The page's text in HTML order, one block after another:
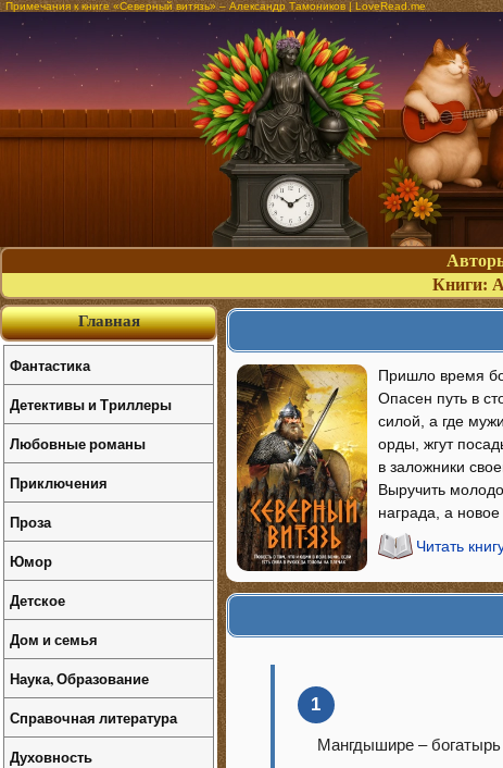
Примечания к книге «Северный витязь» – Александр Тамоников | LoveRead.me
Книги: А
Пришло время
Опасен путь в
силой, а где
орды, жгут
в заложники
Выручить
награда, а
Читать
1
Мангдышире – богатырь
Главная
Фантастика
Детективы и Триллеры
Любовные романы
Приключения
Проза
Юмор
Детское
Дом и семья
Наука, Образование
Справочная литература
Духовность